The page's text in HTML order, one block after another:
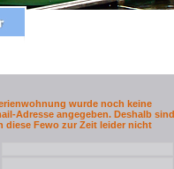
wurde noch keine
Adresse angegeben. Deshalb sind
diese Fewo zur Zeit leider nicht